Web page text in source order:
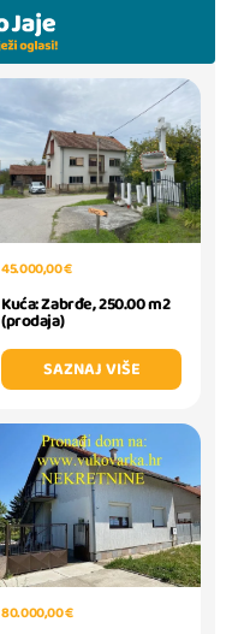
45.000,00 €
Kuća: Zabrđe, 250.00 m2
(prodaja)
SAZNAJ VIŠE
80.000,00 €